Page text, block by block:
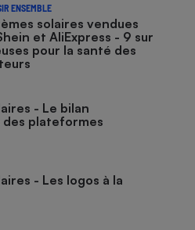
ENSEMBLE
solaires vendues
et AliExpress - 9 sur
pour la santé des
- Le bilan
des plateformes
- Les logos à la